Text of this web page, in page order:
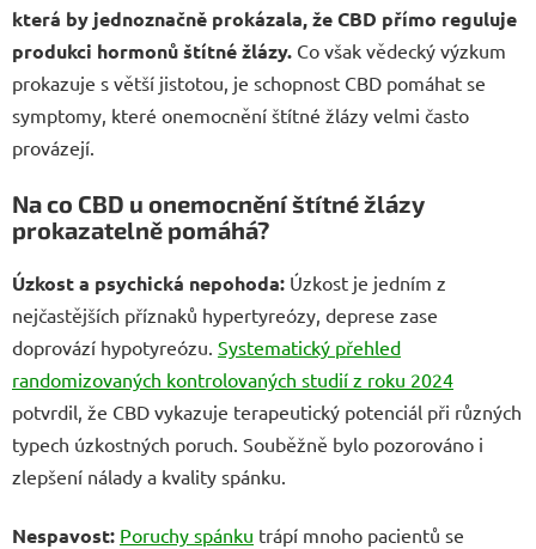
která by jednoznačně prokázala, že CBD přímo reguluje
produkci hormonů štítné žlázy. Co však vědecký výzkum
prokazuje s větší jistotou, je schopnost CBD pomáhat se
symptomy, které onemocnění štítné žlázy velmi často
provázejí.
Na co CBD u onemocnění štítné žlázy
prokazatelně pomáhá?
Úzkost a psychická nepohoda: Úzkost je jedním z
nejčastějších příznaků hypertyreózy, deprese zase
doprovází hypotyreózu. Systematický přehled
randomizovaných kontrolovaných studií z roku 2024
potvrdil, že CBD vykazuje terapeutický potenciál při různých
typech úzkostných poruch. Souběžně bylo pozorováno i
zlepšení nálady a kvality spánku.
Nespavost: Poruchy spánku trápí mnoho pacientů se